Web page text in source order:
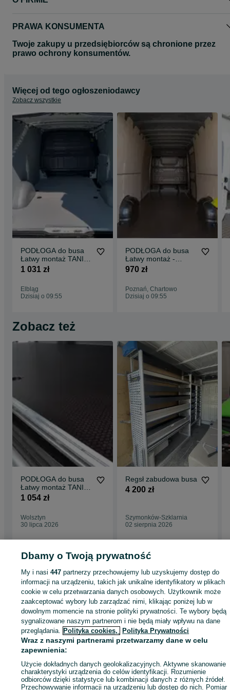
Zapraszamy na nasze pozostałe aukcje gdzie znajda Państwo
PRAWA KONSUMENTA
Twoje zakupy u przedsiębiorców są chronione przez
prawo ochrony konsumentów.
Więcej od tego ogłoszeniodawcy
Zobacz wszystkie
PODŁOGA do busa
Łatwy montaż TANIA
WYSYŁKA -
1 031 zł
Elbląg
Dzisiaj o 09:55
PODŁOGA do busa
Łatwy montaż -
SPRINTER wszystkie
970 zł
Poznań, Chartowo
Dzisiaj o 09:55
Zobacz też
PODŁOGA do busa
Łatwy montaż TANIA
WYSYŁKA Zabudowa
1 054 zł
Wolsztyn
30 lipca 2026
Regsł zabudowa busa
4 200 zł
Szymonków-Szklarnia
02 sierpnia 2026
Strona główna Motoryzacja Części samochodowe
Dostawcze i Ciężarowe
Dostawcze i Ciężarowe - Opolskie
Dostawcze i Ciężarowe - Brzeg
KATEGORIA
ID:595819856 Wyświetlenia:
Zadzwoń / SMS Wyślij wiadomość
Dbamy o Twoją prywatność
My i nasi447 partnerzy przechowujemy lub uzyskujemy dostęp do
informacji na urządzeniu, takich jak unikalne identyfikatory w plikach
cookie w celu przetwarzania danych osobowych. Użytkownik może
zaakceptować wybory lub zarządzać nimi, klikając poniżej lub w
dowolnym momencie na stronie polityki prywatności. Te wybory będą
sygnalizowane naszym partnerom i nie będą miały wpływu na dane
przeglądania. Polityka cookies, Polityka Prywatności
Wraz z naszymi partnerami przetwarzamy dane w celu
zapewnienia:
Użycie dokładnych danych geolokalizacyjnych. Aktywne skanowanie
charakterystyki urządzenia do celów identyfikacji. Rozumienie
odbiorców dzięki statystyce lub kombinacji danych z różnych źródeł.
Przechowywanie informacji na urządzeniu lub dostęp do nich. Pomiar